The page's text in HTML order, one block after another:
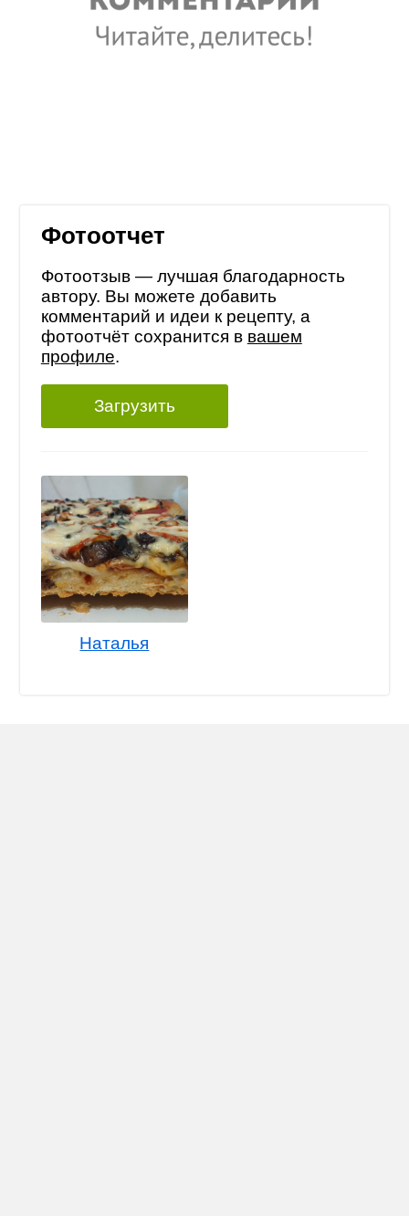
Фотоотчет
Фотоотзыв — лучшая благодарность
автору. Вы можете добавить
комментарий и идеи к рецепту, а
фотоотчёт сохранится в вашем
профиле.
Загрузить
Наталья